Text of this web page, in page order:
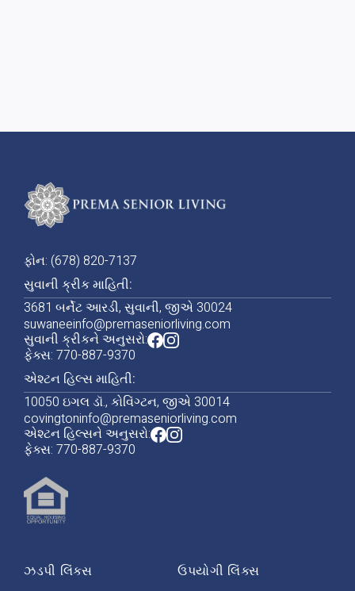
ફોન: (678) 820-7137
સુવાની ક્રીક માહિતી:
3681 બર્નેટ આરડી, સુવાની, જીએ 30024
suwaneeinfo@premaseniorliving.com
સુવાની ક્રીકને અનુસરો:
ફેક્સ: 770-887-9370
એશ્ટન હિલ્સ માહિતી:
10050 ઇગલ ડૉ., કોવિંગ્ટન, જીએ 30014
covingtoninfo@premaseniorliving.com
એશ્ટન હિલ્સને અનુસરો:
ફેક્સ: 770-887-9370
ઝડપી લિંક્સ ઉપયોગી લિંક્સ